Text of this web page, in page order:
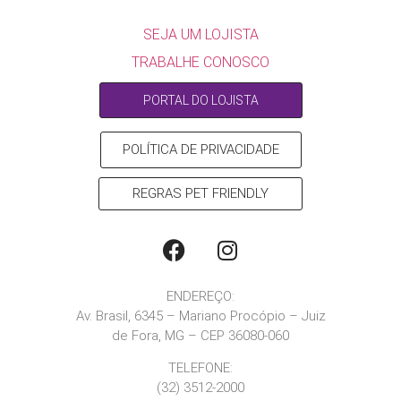
SEJA UM LOJISTA
TRABALHE CONOSCO
PORTAL DO LOJISTA
POLÍTICA DE PRIVACIDADE
REGRAS PET FRIENDLY
ENDEREÇO:
Av. Brasil, 6345 – Mariano Procópio – Juiz
de Fora, MG – CEP 36080-060
TELEFONE:
(32) 3512-2000